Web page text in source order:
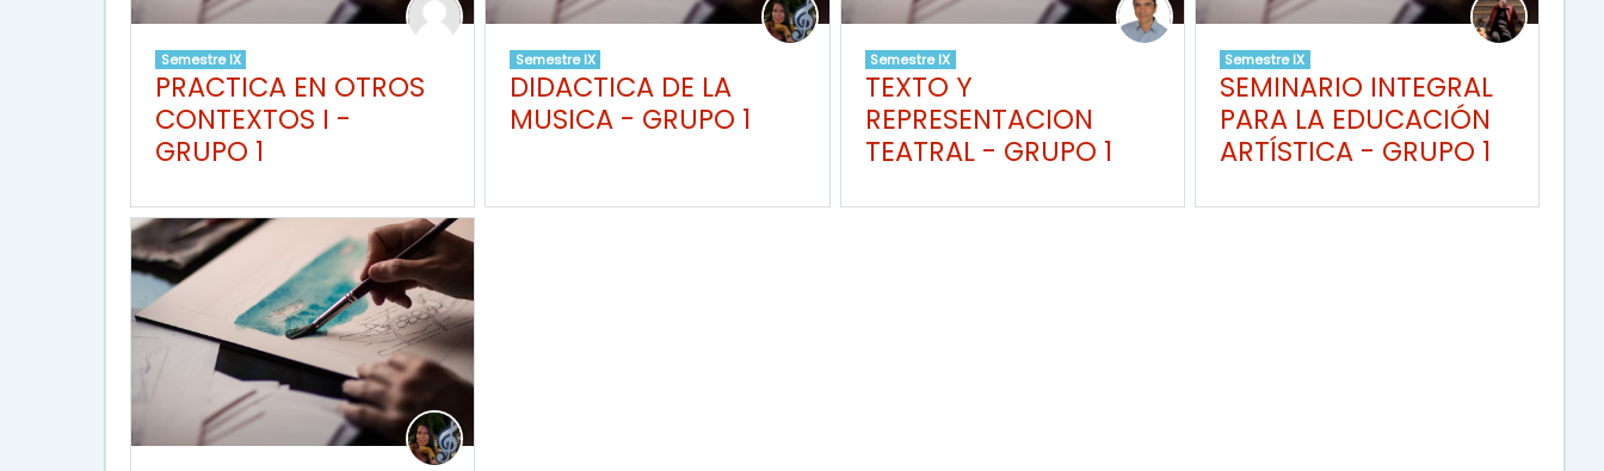
Semestre IX
PRACTICA EN OTROS
CONTEXTOS I -
GRUPO 1
Semestre IX
DIDACTICA DE LA
MUSICA - GRUPO 1
Semestre IX
TEXTO Y
REPRESENTACION
TEATRAL - GRUPO 1
Semestre IX
SEMINARIO INTEGRAL
PARA LA EDUCACIÓN
ARTÍSTICA - GRUPO 1